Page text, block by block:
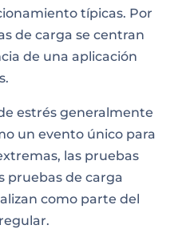
típicas. Por
de carga se centran
de una aplicación
estrés generalmente
un evento único para
las pruebas
pruebas de carga
como parte del